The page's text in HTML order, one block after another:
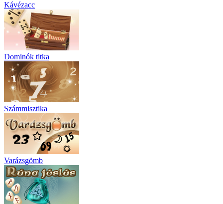
Kávézacc
Dominók titka
Számmisztika
Varázsgömb